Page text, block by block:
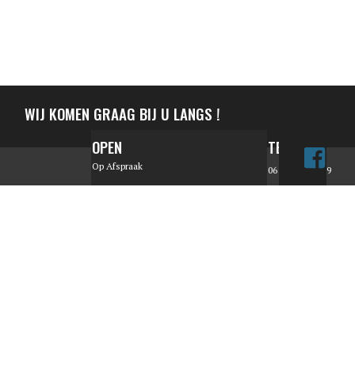
WIJ KOMEN GRAAG BIJ U LANGS !
OPEN
Op Afspraak
TELEFOON
06 - 25 15 01 79